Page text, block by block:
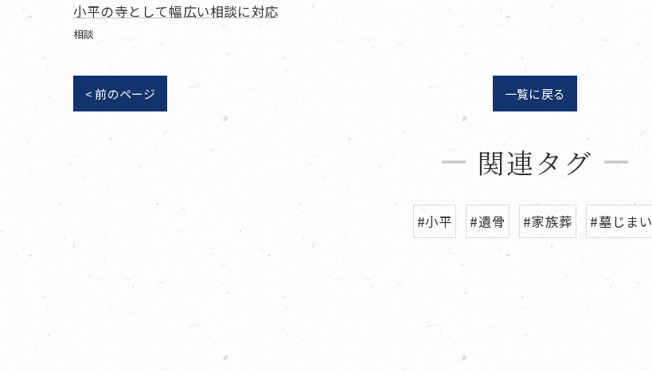
小平の寺として幅広い相談に対応
相談
< 前のページ 一覧に戻る
関連タグ
#小平 #遺骨 #家族葬 #墓じまい